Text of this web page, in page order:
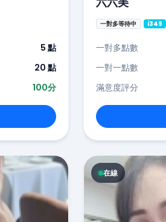
5 點
20 點
100分
一對多等待中 i349
一對多點數
一對一點數
滿意度評分
在線